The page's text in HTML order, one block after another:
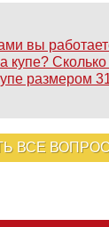
вы
купе? Сколько
размером
ВСЕ